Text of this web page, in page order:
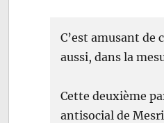
C’est amusant
aussi, dans la
Cette deuxième
antisocial de